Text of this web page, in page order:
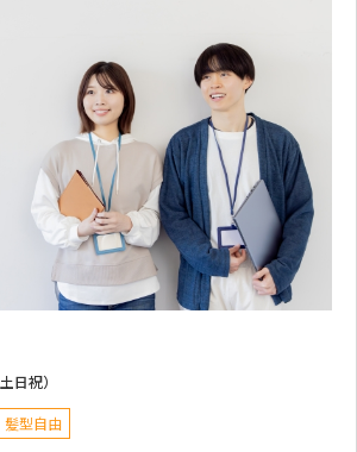
日祝）
髪型自由